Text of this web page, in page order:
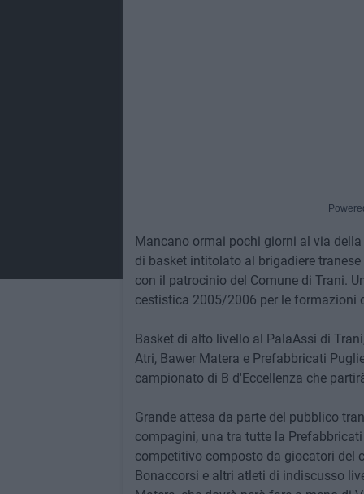
Mancano ormai pochi giorni al via
di basket intitolato al brigadiere
con il patrocinio del Comune di Trani.
cestistica 2005/2006 per le formazioni
Basket di alto livello al PalaAssi di
Atri, Bawer Matera e Prefabbricati
campionato di B d'Eccellenza che
Grande attesa da parte del pubblico
compagini, una tra tutte la
competitivo composto da giocatori del
Bonaccorsi e altri atleti di indiscusso